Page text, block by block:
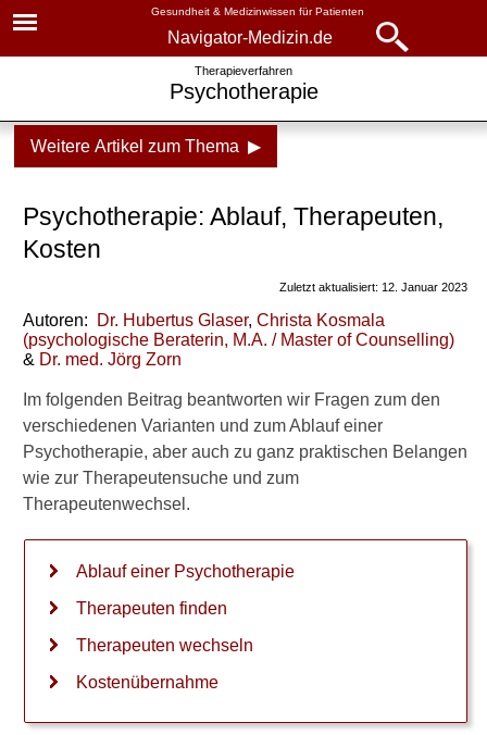
Gesundheit & Medizinwissen für Patienten
Navigator-Medizin.de
Therapieverfahren
Psychotherapie
Weitere Artikel zum Thema ▶
Psychotherapie: Ablauf, Therapeuten,
Kosten
Zuletzt aktualisiert: 12. Januar 2023
Autoren: Dr. Hubertus Glaser, Christa Kosmala
(psychologische Beraterin, M.A. / Master of Counselling)
& Dr. med. Jörg Zorn
Im folgenden Beitrag beantworten wir Fragen zum den
verschiedenen Varianten und zum Ablauf einer
Psychotherapie, aber auch zu ganz praktischen Belangen
wie zur Therapeutensuche und zum
Therapeutenwechsel.
Ablauf einer Psychotherapie
Therapeuten finden
Therapeuten wechseln
Kostenübernahme
► News
► Diagnostik & Laborwerte
► Medikamente
► Gesundheitsthemen
▾
Therapieverfahren
Definition
Varianten
Psychoedukation
Übertragungszentrierte
Psychotherapie (TFP)
Schematherapie
Therapie (MBT)